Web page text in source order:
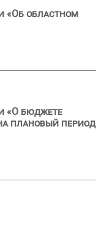
«Об областном
«О бюджете
плановый период